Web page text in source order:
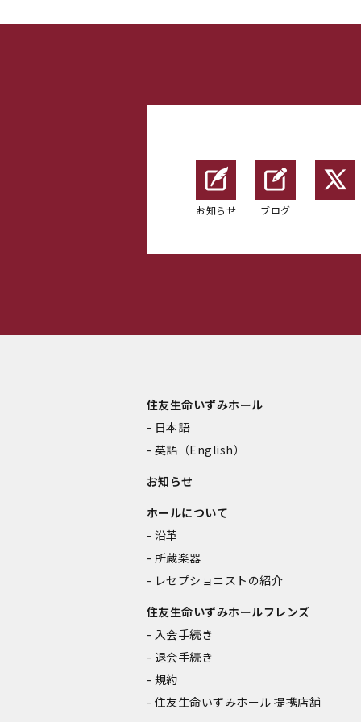
お知らせ ブログ
住友生命いずみホール
日本語
英語（English）
お知らせ
ホールについて
沿革
所蔵楽器
レセプショニストの紹介
住友生命いずみホールフレンズ
入会手続き
退会手続き
規約
住友生命いずみホール 提携店舗